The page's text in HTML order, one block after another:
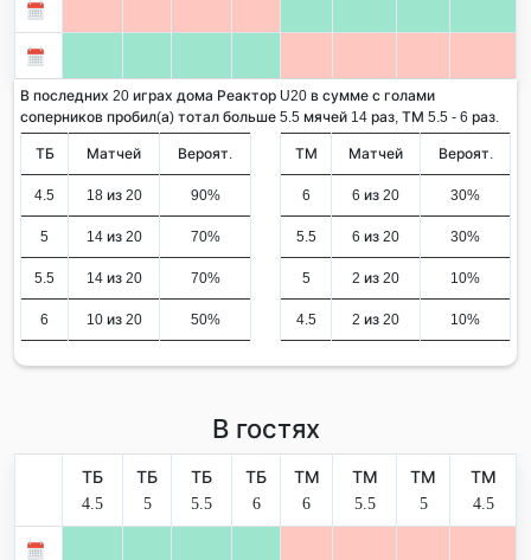
В последних 20 играх дома Реактор U20 в сумме с голами
соперников пробил(а) тотал больше 5.5 мячей 14 раз, ТМ 5.5 - 6 раз.
ТБ Матчей Вероят.
4.5 18 из 20 90%
5 14 из 20 70%
5.5 14 из 20 70%
6 10 из 20 50%
ТМ Матчей Вероят.
6 6 из 20 30%
5.5 6 из 20 30%
5 2 из 20 10%
4.5 2 из 20 10%
В гостях
ТБ
4.5
ТБ
5
ТБ
5.5
ТБ
6
ТМ
6
ТМ
5.5
ТМ
5
ТМ
4.5